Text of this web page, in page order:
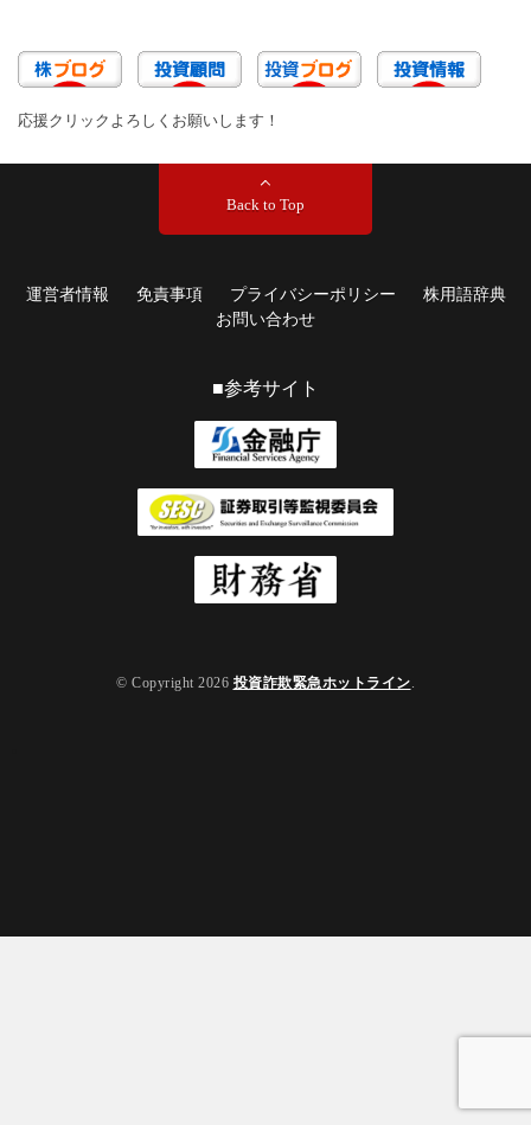
応援クリックよろしくお願いします！
Back to Top
運営者情報 免責事項 プライバシーポリシー
株用語辞典
お問い合わせ
■参考サイト
© Copyright 2026 投資詐欺緊急ホットライン.